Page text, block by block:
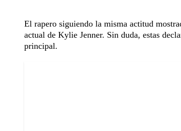
El rapero siguiendo la misma actitud
actual de Kylie Jenner. Sin duda, estas
principal.